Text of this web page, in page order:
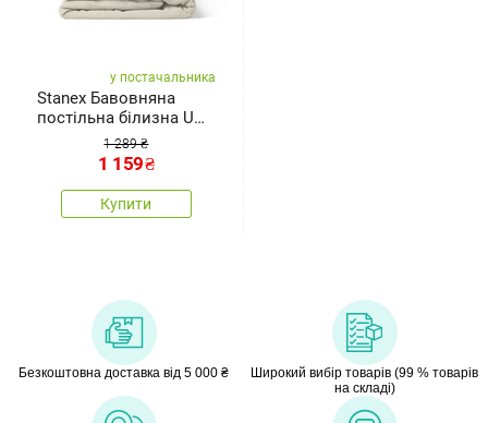
у постачальника
Stanex Бавовняна
постільна білизна UNI
Latté, 140× 200 см, 70 ×
1 289 ₴
1 159₴
Купити
Безкоштовна доставка від 5 000 ₴
Широкий вибір товарів (99 % товарів
на складі)